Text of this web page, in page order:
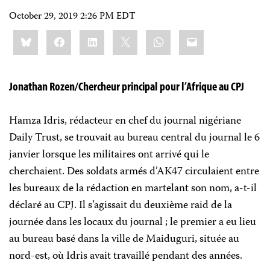
October 29, 2019 2:26 PM EDT
Share
this:BlueskyFacebookLinkedIn WhatsApp
Email
Jonathan Rozen/Chercheur principal pour l’Afrique au CPJ
Hamza Idris, rédacteur en chef du journal nigériane
Daily Trust, se trouvait au bureau central du journal le 6
janvier lorsque les militaires ont arrivé qui le
cherchaient. Des soldats armés d’AK47 circulaient entre
les bureaux de la rédaction en martelant son nom, a-t-il
déclaré au CPJ. Il s’agissait du deuxième raid de la
journée dans les locaux du journal ; le premier a eu lieu
au bureau basé dans la ville de Maiduguri, située au
nord-est, où Idris avait travaillé pendant des années.